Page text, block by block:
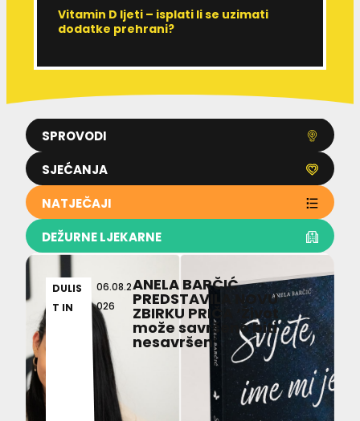
SPROVODI
SJEĆANJA
NATJEČAJI
DEŽURNE LJEKARNE
Vitamin D ljeti – isplati li se uzimati
dodatke prehrani?
DULIS
T IN
06.08.2
026
ANELA BARČIĆ
PREDSTAVILA NOVU
ZBIRKU PRIČA ‘Život
može savršeno biti
nesavršen’